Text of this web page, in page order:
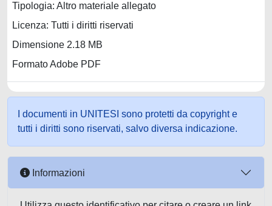
Tipologia: Altro materiale allegato
Licenza: Tutti i diritti riservati
Dimensione 2.18 MB
Formato Adobe PDF
I documenti in UNITESI sono protetti da copyright e
tutti i diritti sono riservati, salvo diversa indicazione.
Informazioni